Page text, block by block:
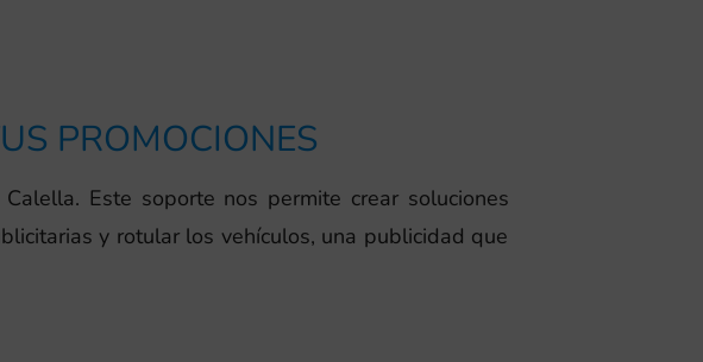
PROMOCIONES
Este soporte nos permite crear soluciones
y rotular los vehículos, una publicidad que